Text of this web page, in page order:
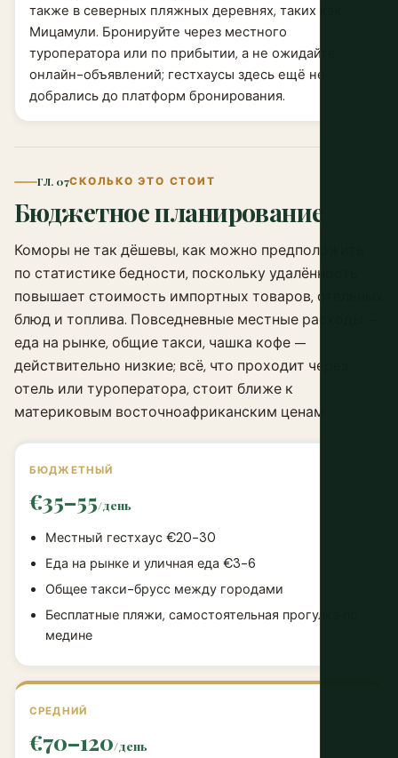
также в северных пляжных деревнях, таких как
Мицамули. Бронируйте через местного
туроператора или по прибытии, а не ожидайте
онлайн-объявлений; гестхаусы здесь ещё не
добрались до платформ бронирования.
ГЛ. 07СКОЛЬКО ЭТО СТОИТ
Бюджетное планирование
Коморы не так дёшевы, как можно предположить
по статистике бедности, поскольку удалённость
повышает стоимость импортных товаров, отельных
блюд и топлива. Повседневные местные расходы —
еда на рынке, общие такси, чашка кофе —
действительно низкие; всё, что проходит через
отель или туроператора, стоит ближе к
материковым восточноафриканским ценам.
БЮДЖЕТНЫЙ
€35–55/день
Местный гестхаус €20-30
Еда на рынке и уличная еда €3-6
Общее такси-брусс между городами
Бесплатные пляжи, самостоятельная прогулка по
медине
СРЕДНИЙ
€70–120/день